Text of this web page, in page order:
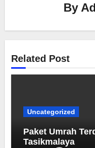
By
Related Post
Uncategorized
Paket Umrah
Tasikmalaya